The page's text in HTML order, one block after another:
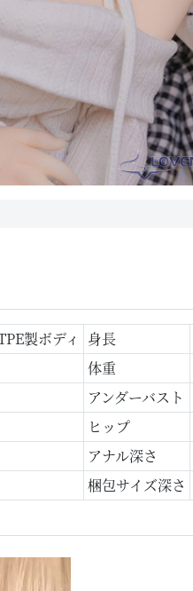
製ボディ 身長
体重
アンダーバスト
ヒップ
アナル深さ
梱包サイズ深さ